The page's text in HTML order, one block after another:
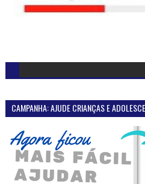
CAMPANHA: AJUDE CRIANÇAS E